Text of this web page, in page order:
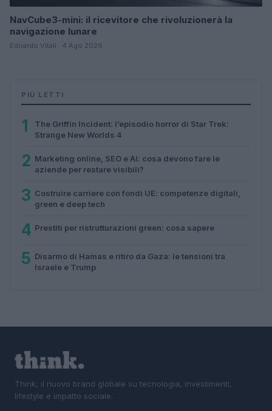
NavCube3-mini: il ricevitore che rivoluzionerà la
navigazione lunare
Edoardo Vitali · 4 Ago 2026
PIÙ LETTI
1
The Griffin Incident: l’episodio horror di Star Trek:
Strange New Worlds 4
2 Marketing online, SEO e AI: cosa devono fare le
aziende per restare visibili?
3 Costruire carriere con fondi UE: competenze digitali,
green e deep tech
4 Prestiti per ristrutturazioni green: cosa sapere
5 Disarmo di Hamas e ritiro da Gaza: le tensioni tra
Israele e Trump
Think, il nuovo brand globale su tecnologia, investimenti,
lifestyle e impatto sociale.